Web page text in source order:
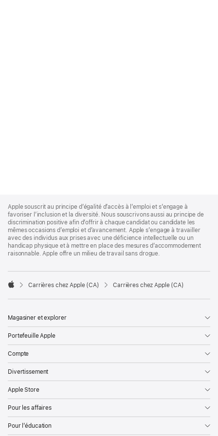
Footer
Apple souscrit au principe d’égalité d’accès à l’emploi et s’engage à
favoriser l’inclusion et la diversité. Nous souscrivons aussi au principe de
discrimination positive afin d’offrir à chaque candidat ou candidate les
mêmes occasions d’emploi et d’avancement. Apple s’engage à travailler
avec des individus aux prises avec une déficience intellectuelle ou un
handicap physique et à mettre en place des mesures d’accommodement
raisonnable. Apple offre un milieu de travail sans drogue.

Carrières chez Apple (CA) Carrières chez Apple (CA)
Magasiner et explorer
Portefeuille Apple
Compte
Divertissement
Apple Store
Pour les affaires
Pour l’éducation